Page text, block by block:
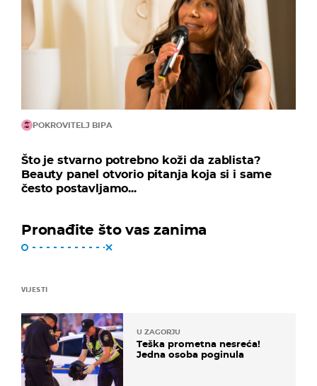
POKROVITELJ BIPA
Što je stvarno potrebno koži da zablista?
Beauty panel otvorio pitanja koja si i same
često postavljamo...
Pronađite što vas zanima
VIJESTI
U ZAGORJU
Teška prometna nesreća!
Jedna osoba poginula